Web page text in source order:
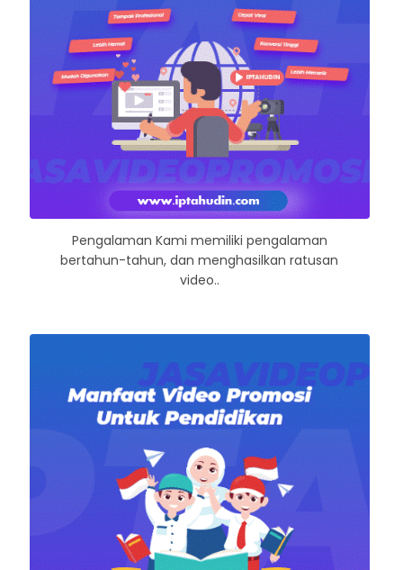
Pengalaman Kami memiliki pengalaman
bertahun-tahun, dan menghasilkan ratusan
video..